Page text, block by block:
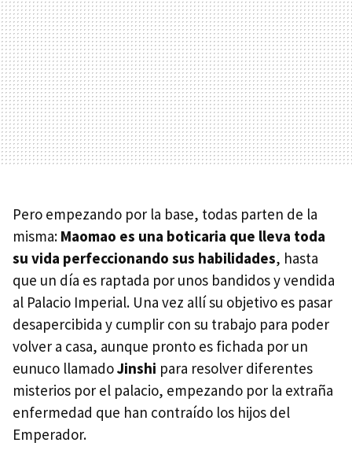
Pero empezando por la base, todas parten de la
misma: Maomao es una boticaria que lleva toda
su vida perfeccionando sus habilidades, hasta
que un día es raptada por unos bandidos y vendida
al Palacio Imperial. Una vez allí su objetivo es pasar
desapercibida y cumplir con su trabajo para poder
volver a casa, aunque pronto es fichada por un
eunuco llamadoJinshi para resolver diferentes
misterios por el palacio, empezando por la extraña
enfermedad que han contraído los hijos del
Emperador.